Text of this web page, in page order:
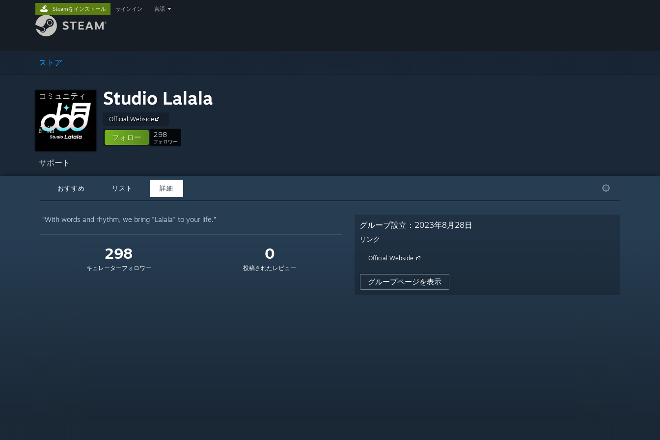
ストア
コミュニティ
詳細
サポート
Steamをインストール サインイン 言語
Studio Lalala
Official Webside
フォロー 298
フォロワー
おすすめ リスト 詳細
“With words and rhythm, we bring "Lalala" to your life.”
298
キュレーターフォロワー
0
投稿されたレビュー
グループ設立：2023年8月28日
リンク
Official Webside
グループページを表示